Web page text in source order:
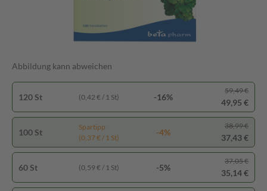
Abbildung kann abweichen
120 St (0,42 € / 1 St) -16%
59,49 €
49,95 €
100 St
Spartipp
(0,37 € / 1 St)
-4%
38,99 €
37,43 €
60 St (0,59 € / 1 St) -5%
37,05 €
35,14 €